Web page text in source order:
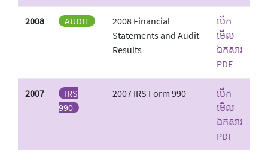
2008 AUDIT
2008 Financial
Statements and Audit
Results
បើក
មើល
ឯកសារ
PDF
2007
IRS
990
2007 IRS Form 990
បើក
មើល
ឯកសារ
PDF